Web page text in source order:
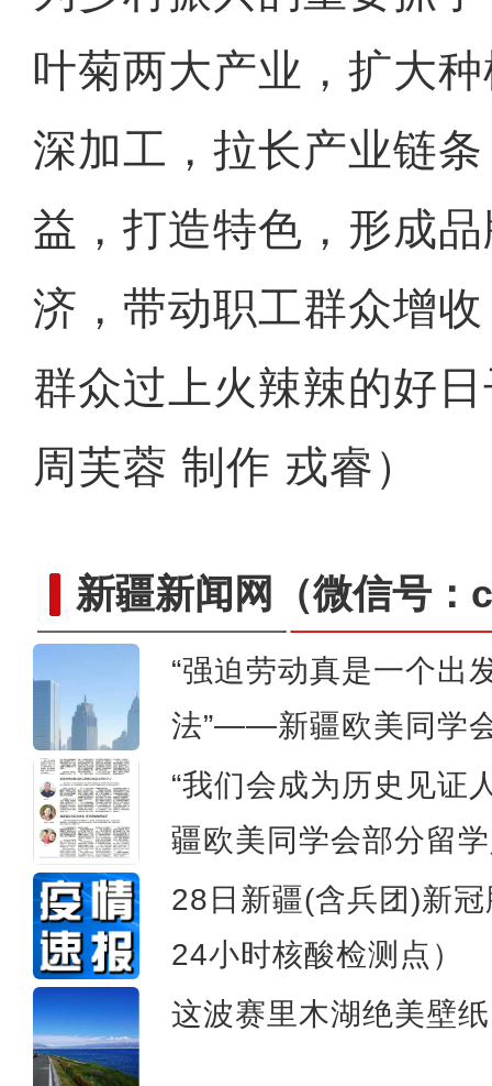
叶菊两大产业，扩大
深加工，拉长产业链
益，打造特色，形成
济，带动职工群众增
群众过上火辣辣的好
周芙蓉 制作 戎睿）
新疆新闻网 （微信号
“强迫劳动真是一个出
法”——新疆欧美同学
“我们会成为历史见
疆欧美同学会部分留
28日新疆(含兵团)新
24小时核酸检测点）
这波赛里木湖绝美壁
妇幼健康路·呵护每一步